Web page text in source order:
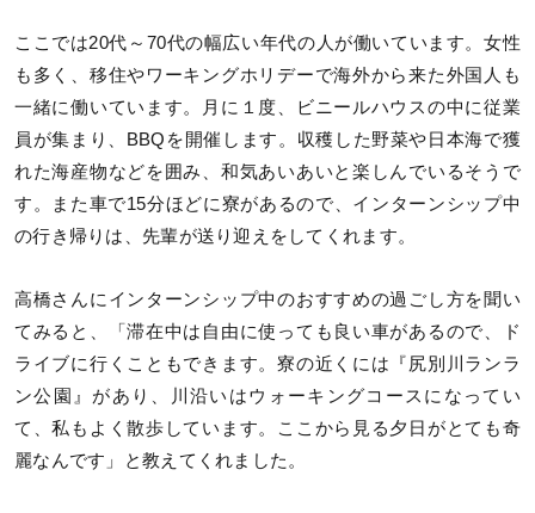
ここでは20代～70代の幅広い年代の人が働いています。女性
も多く、移住やワーキングホリデーで海外から来た外国人も
一緒に働いています。月に１度、ビニールハウスの中に従業
員が集まり、BBQを開催します。収穫した野菜や日本海で獲
れた海産物などを囲み、和気あいあいと楽しんでいるそうで
す。また車で15分ほどに寮があるので、インターンシップ中
の行き帰りは、先輩が送り迎えをしてくれます。
高橋さんにインターンシップ中のおすすめの過ごし方を聞い
てみると、「滞在中は自由に使っても良い車があるので、ド
ライブに行くこともできます。寮の近くには『尻別川ランラ
ン公園』があり、川沿いはウォーキングコースになってい
て、私もよく散歩しています。ここから見る夕日がとても奇
麗なんです」と教えてくれました。